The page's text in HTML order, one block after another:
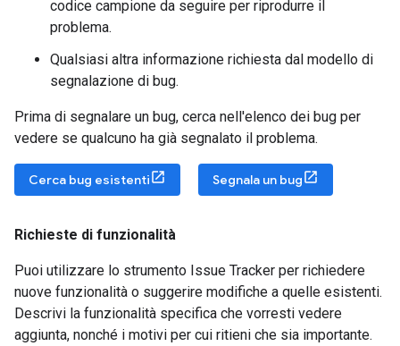
codice campione da seguire per riprodurre il
problema.
Qualsiasi altra informazione richiesta dal modello di
segnalazione di bug.
Prima di segnalare un bug, cerca nell'elenco dei bug per
vedere se qualcuno ha già segnalato il problema.
Cerca bug esistenti Segnala un bug
Richieste di funzionalità
Puoi utilizzare lo strumento Issue Tracker per richiedere
nuove funzionalità o suggerire modifiche a quelle esistenti.
Descrivi la funzionalità specifica che vorresti vedere
aggiunta, nonché i motivi per cui ritieni che sia importante.